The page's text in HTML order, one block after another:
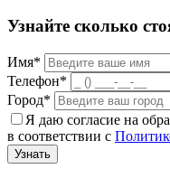
Узнайте сколько
Имя*
Телефон*
Город*
Я даю согласие на
в соответствии с
Узнать